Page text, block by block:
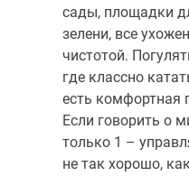
сады, площадки
зелени, все
чистотой.
где классно
есть комфортная
Если говорить о
только 1 –
не так хорошо,